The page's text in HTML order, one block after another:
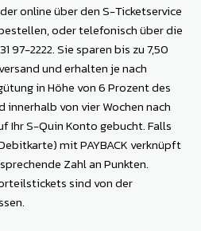
online über den S-Ticketservice
oder telefonisch über die
97-2222. Sie sparen bis zu 7,50
und erhalten je nach
in Höhe von 6 Prozent des
von vier Wochen nach
Ihr S-Quin Konto gebucht. Falls
mit PAYBACK verknüpft
Zahl an Punkten.
sind von der